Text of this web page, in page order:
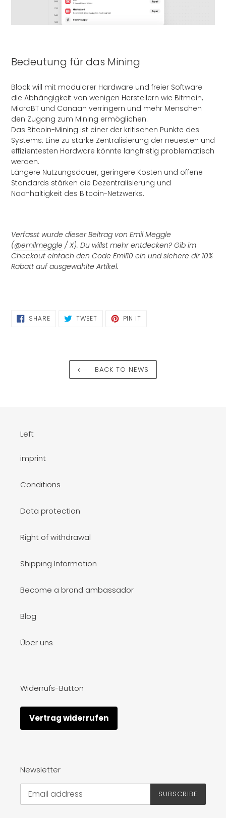
Bedeutung für das Mining
Block will mit modularer Hardware und freier Software
die Abhängigkeit von wenigen Herstellern wie Bitmain,
MicroBT und Canaan verringern und mehr Menschen
den Zugang zum Mining ermöglichen.
Das Bitcoin-Mining ist einer der kritischen Punkte des
Systems: Eine zu starke Zentralisierung der neuesten und
effizientesten Hardware könnte langfristig problematisch
werden.
Längere Nutzungsdauer, geringere Kosten und offene
Standards stärken die Dezentralisierung und
Nachhaltigkeit des Bitcoin-Netzwerks.
Verfasst wurde dieser Beitrag von Emil Meggle
(@emilmeggle / X). Du willst mehr entdecken? Gib im
Checkout einfach den Code Emil10 ein und sichere dir 10%
Rabatt auf ausgewählte Artikel.
SHARESHARE
ON
TWEETTWEET PIN IT
BACK TO NEWS
Left
imprint
Conditions
Data protection
Right of withdrawal
Shipping Information
Become a brand ambassador
Blog
Über uns
Widerrufs-Button
Vertrag widerrufen
Newsletter
SUBSCRIBE